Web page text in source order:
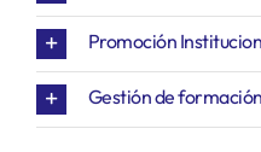
NOTICIAS
Promoción
Gestión de formación